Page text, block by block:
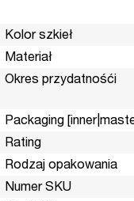
Kolor szkieł
Materiał
Okres przydatnośći
Packaging
Rating
Rodzaj opakowania
Numer SKU